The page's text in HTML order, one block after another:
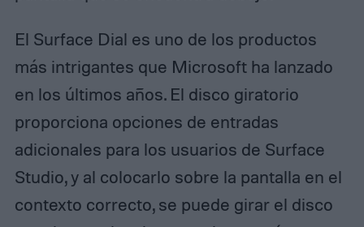
El Surface Dial es uno de los productos
más intrigantes que Microsoft ha lanzado
en los últimos años. El disco giratorio
proporciona opciones de entradas
adicionales para los usuarios de Surface
Studio, y al colocarlo sobre la pantalla en el
contexto correcto, se puede girar el disco